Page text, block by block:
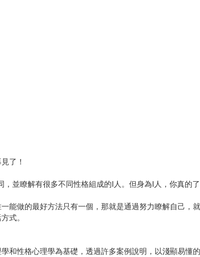
了！
並瞭解有很多不同性格組成的I人。但身為I人，你真的
能做的最好方法只有一個，那就是通過努力瞭解自己，
式。
和性格心理學為基礎，透過許多案例說明，以淺顯易懂